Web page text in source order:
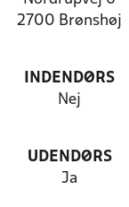
2700 Brønshøj
INDENDØRS
Nej
UDENDØRS
Ja